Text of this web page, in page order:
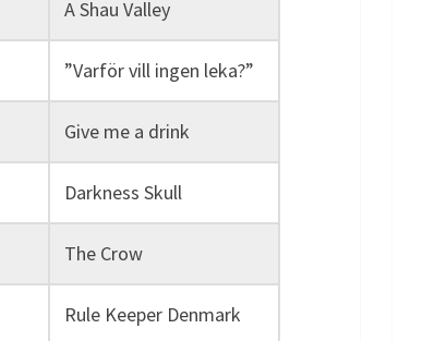
A Shau Valley
”Varför vill ingen leka?”
Give me a drink
Darkness Skull
The Crow
Rule Keeper Denmark